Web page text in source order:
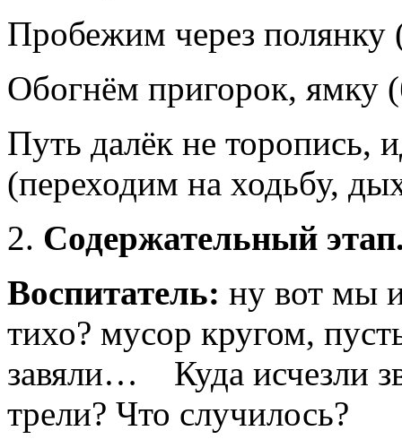
Пробежим через полянку
Обогнём пригорок, ямку
Путь далёк не торопись,
(переходим на ходьбу,
2. Содержательный
Воспитатель: ну вот мы
тихо? мусор кругом,
завяли… Куда исчезли
трели? Что случилось?